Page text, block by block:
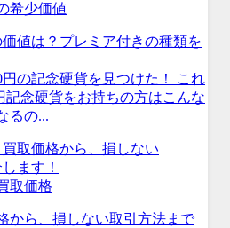
希少価値
値は？プレミア付きの種類を
の記念硬貨を見つけた！ これ
記念硬貨をお持ちの方はこんな
るの...
取価格
から、損しない取引方法まで